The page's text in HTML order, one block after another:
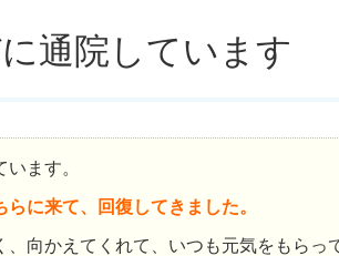
通院しています
ます。
に来て、回復してきました。
向かえてくれて、いつも元気をもらっ